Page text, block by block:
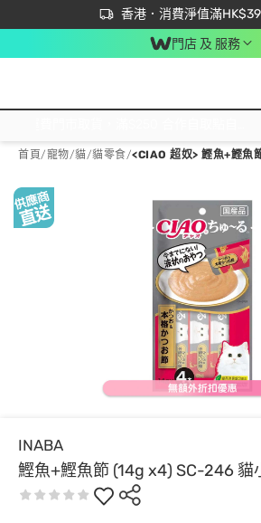
香港．消費淨值滿
立即成為易賞錢會員盡享
首次APP下單買滿$450 輸入
門店 及 服務
首頁/寵物/貓/貓零食/<CIAO 超奴> 鰹魚+鰹
INABA
鰹魚+鰹魚節 (14g x4) SC-246 貓